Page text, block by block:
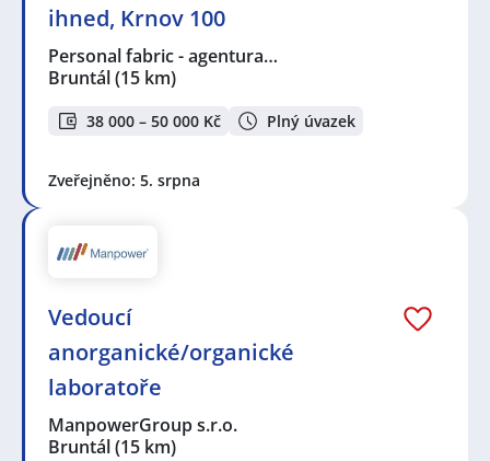
ihned, Krnov 100
Personal fabric - agentura…
Bruntál(15 km)
38 000 – 50 000 Kč Plný úvazek
Zveřejněno: 5. srpna
Vedoucí
anorganické/organické
laboratoře
ManpowerGroup s.r.o.
Bruntál(15 km)